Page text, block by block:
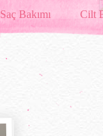
Saç Bakımı Cilt